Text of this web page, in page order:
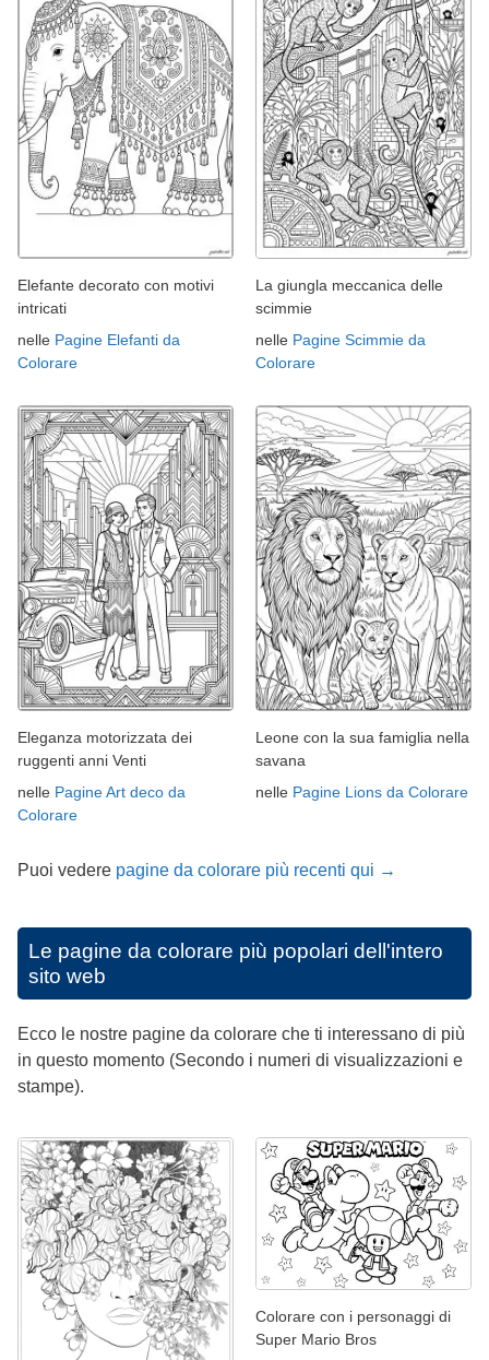
Elefante decorato con motivi
intricati
nelle Pagine Elefanti da
Colorare
La giungla meccanica delle
scimmie
nelle Pagine Scimmie da
Colorare
Eleganza motorizzata dei
ruggenti anni Venti
nelle Pagine Art deco da
Colorare
Leone con la sua famiglia nella
savana
nelle Pagine Lions da Colorare
Puoi vedere pagine da colorare più recenti qui →
Le pagine da colorare più popolari dell'intero
sito web
Ecco le nostre pagine da colorare che ti interessano di più
in questo momento (Secondo i numeri di visualizzazioni e
stampe).
Colorare con i personaggi di
Super Mario Bros